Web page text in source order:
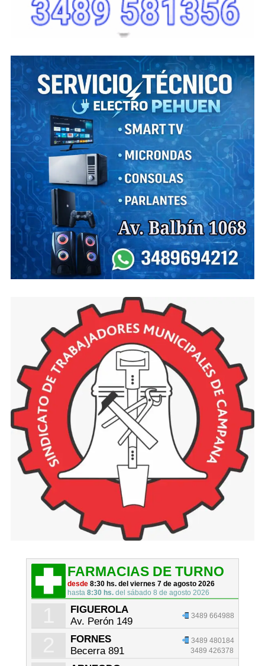
FARMACIAS DE TURNO
desde8:30 hs. del viernes 7 de agosto 2026
hasta8:30 hs. del sábado 8 de agosto 2026
FIGUEROLA
Av. Perón 149
3489 664988
FORNES
Becerra 891
3489 480184
3489 426378